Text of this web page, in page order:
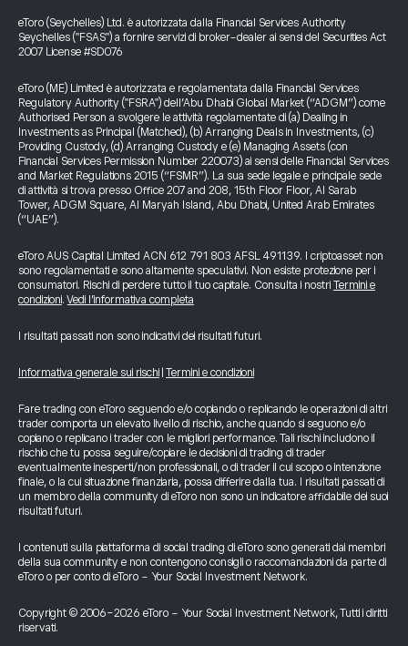
eToro (Seychelles) Ltd. è autorizzata dalla Financial Services Authority
Seychelles ("FSAS") a fornire servizi di broker-dealer ai sensi del Securities Act
2007 License #SD076
eToro (ME) Limited è autorizzata e regolamentata dalla Financial Services
Regulatory Authority ("FSRA") dell’Abu Dhabi Global Market (“ADGM”) come
Authorised Person a svolgere le attività regolamentate di (a) Dealing in
Investments as Principal (Matched), (b) Arranging Deals in Investments, (c)
Providing Custody, (d) Arranging Custody e (e) Managing Assets (con
Financial Services Permission Number 220073) ai sensi delle Financial Services
and Market Regulations 2015 (“FSMR”). La sua sede legale e principale sede
di attività si trova presso Office 207 and 208, 15th Floor Floor, Al Sarab
Tower, ADGM Square, Al Maryah Island, Abu Dhabi, United Arab Emirates
(“UAE”).
eToro AUS Capital Limited ACN 612 791 803 AFSL 491139. I criptoasset non
sono regolamentati e sono altamente speculativi. Non esiste protezione per i
consumatori. Rischi di perdere tutto il tuo capitale. Consulta i nostri Termini e
condizioni.Vedi l’informativa completa
I risultati passati non sono indicativi dei risultati futuri.
Informativa generale sui rischi Termini e condizioni
Fare trading con eToro seguendo e/o copiando o replicando le operazioni di altri
trader comporta un elevato livello di rischio, anche quando si seguono e/o
copiano o replicano i trader con le migliori performance. Tali rischi includono il
rischio che tu possa seguire/copiare le decisioni di trading di trader
eventualmente inesperti/non professionali, o di trader il cui scopo o intenzione
finale, o la cui situazione finanziaria, possa differire dalla tua. I risultati passati di
un membro della community di eToro non sono un indicatore affidabile dei suoi
risultati futuri.
I contenuti sulla piattaforma di social trading di eToro sono generati dai membri
della sua community e non contengono consigli o raccomandazioni da parte di
eToro o per conto di eToro - Your Social Investment Network.
Copyright © 2006-2026 eToro - Your Social Investment Network, Tutti i diritti
riservati.